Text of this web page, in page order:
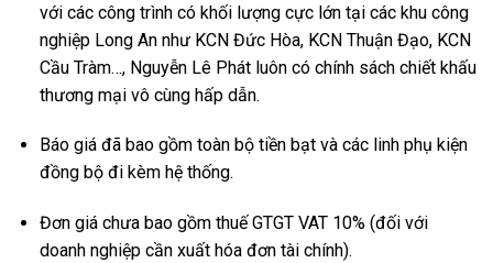
với các công trình có khối lượng cực lớn tại các khu công
nghiệp Long An như KCN Đức Hòa, KCN Thuận Đạo, KCN
Cầu Tràm…, Nguyễn Lê Phát luôn có chính sách chiết khấu
thương mại vô cùng hấp dẫn.
Báo giá đã bao gồm toàn bộ tiền bạt và các linh phụ kiện
đồng bộ đi kèm hệ thống.
Đơn giá chưa bao gồm thuế GTGT VAT 10% (đối với
doanh nghiệp cần xuất hóa đơn tài chính).